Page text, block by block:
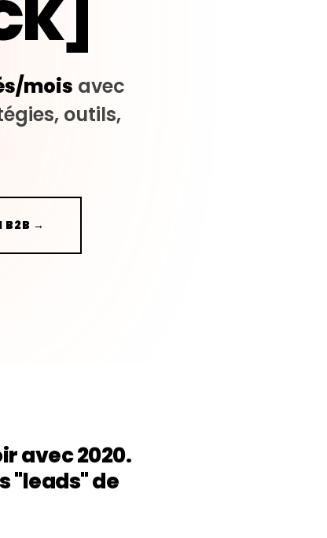
mois avec
outils,
B2B →
avec 2020.
"leads" de